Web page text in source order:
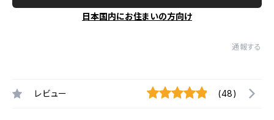
日本国内にお住まいの方向け
通報する
レビュー (48)